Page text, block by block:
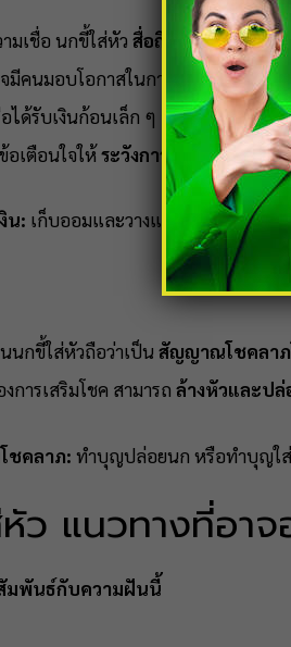
มเชื่อ นกขี้ใส่หัว สื่อถึงโชคลาภและร
มีคนมอบโอกาสในการลงทุน
ได้รับเงินก้อนเล็ก ๆ จากสิ่งที่คุณไม่ค
อเตือนใจให้ระวังการใช้เงินฟุ่มเฟือย
น: เก็บออมและวางแผนใช้เงินอย่าง
นกขี้ใส่หัวถือว่าเป็น สัญญาณโชคลาภ
การเสริมโชค สามารถ ล้างหัวและป
ชคลาภ: ทำบุญปล่อยนก หรือทำบุญใส่
ว แนวทางที่อา
มพันธ์กับความฝันนี้